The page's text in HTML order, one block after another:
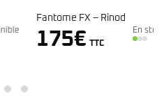
Fantome FX – Rinod
175€ TTC
En stock